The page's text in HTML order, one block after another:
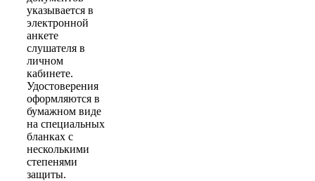
указывается в
электронной
анкете
слушателя в
личном
кабинете.
Удостоверения
оформляются в
бумажном виде
на специальных
бланках с
несколькими
степенями
защиты.